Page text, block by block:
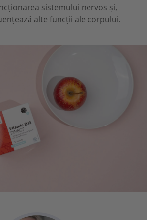
sistemului nervos și,
alte funcții ale corpului.